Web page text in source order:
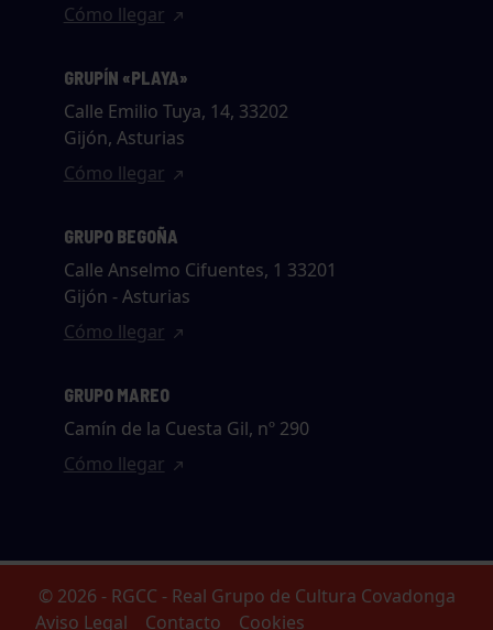
Cómo llegar
GRUPÍN «PLAYA»
Calle Emilio Tuya, 14, 33202
Gijón, Asturias
Cómo llegar
GRUPO BEGOÑA
Calle Anselmo Cifuentes, 1 33201
Gijón - Asturias
Cómo llegar
GRUPO MAREO
Camín de la Cuesta Gil, nº 290
Cómo llegar
© 2026 - RGCC - Real Grupo de Cultura Covadonga
Aviso Legal
Contacto Cookies